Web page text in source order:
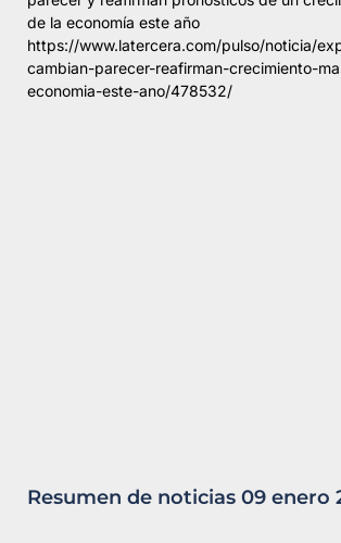
de la economía este año
https://www.latercera.com/pulso/noticia/
cambian-parecer-reafirman-crecimiento-
economia-este-ano/478532/
Resumen de noticias 09 enero